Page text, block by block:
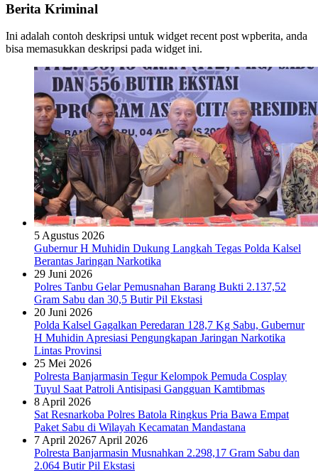
Berita Kriminal
Ini adalah contoh deskripsi untuk widget recent post wpberita, anda
bisa memasukkan deskripsi pada widget ini.
5 Agustus 2026
Gubernur H Muhidin Dukung Langkah Tegas Polda Kalsel
Berantas Jaringan Narkotika
29 Juni 2026
Polres Tanbu Gelar Pemusnahan Barang Bukti 2.137,52
Gram Sabu dan 30,5 Butir Pil Ekstasi
20 Juni 2026
Polda Kalsel Gagalkan Peredaran 128,7 Kg Sabu, Gubernur
H Muhidin Apresiasi Pengungkapan Jaringan Narkotika
Lintas Provinsi
25 Mei 2026
Polresta Banjarmasin Tegur Kelompok Pemuda Cosplay
Tuyul Saat Patroli Antisipasi Gangguan Kamtibmas
8 April 2026
Sat Resnarkoba Polres Batola Ringkus Pria Bawa Empat
Paket Sabu di Wilayah Kecamatan Mandastana
7 April 20267 April 2026
Polresta Banjarmasin Musnahkan 2.298,17 Gram Sabu dan
2.064 Butir Pil Ekstasi